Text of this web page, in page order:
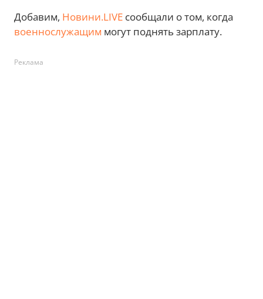
Добавим, Новини.LIVE сообщали о том, когда
военнослужащим могут поднять зарплату.
Реклама